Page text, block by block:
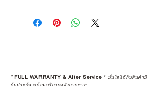
*FULL WARRANTY & After Service * มั่นใจได้กับสินค้ามี
รับประกัน พร้อมบริการหลังการขาย